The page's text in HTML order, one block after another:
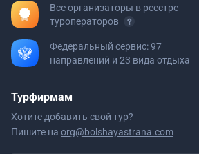
Все организаторы в реестре
туроператоров
Федеральный сервис: 97
направлений и 23 вида отдыха
Турфирмам
Хотите добавить свой тур?
Пишите на org@bolshayastrana.com